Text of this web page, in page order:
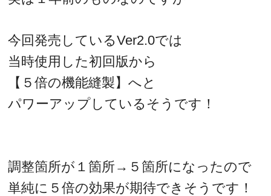
今回発売しているVer2.0では
当時使用した初回版から
【５倍の機能縫製】へと
パワーアップしているそうです！
調整箇所が１箇所→５箇所になったので
単純に５倍の効果が期待できそうです！